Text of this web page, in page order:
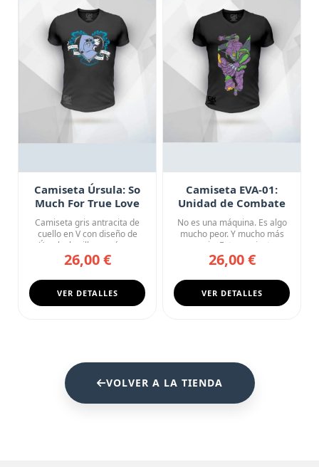
Camiseta Úrsula: So
Much For True Love
Camiseta gris antracita de
cuello en V con diseño de
Úrsula, la villana más c...
26,00 €
VER DETALLES
Camiseta EVA-01:
Unidad de Combate
No es una máquina. Es algo
mucho peor. Y mucho más
necesario. Esta camiseta n...
26,00 €
VER DETALLES
VOLVER A LA TIENDA